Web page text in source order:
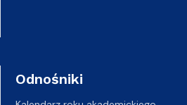
Odnośniki